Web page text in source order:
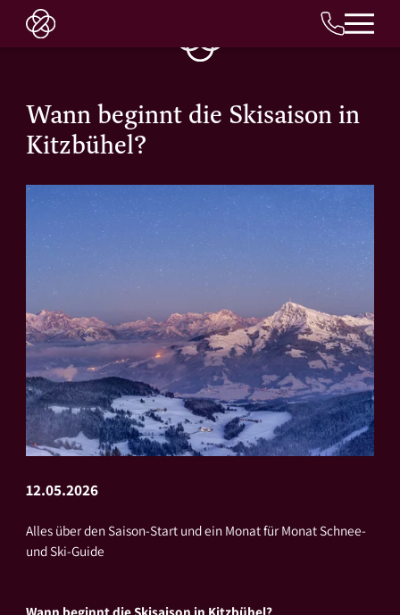
Wann beginnt die Skisaison in
Kitzbühel?
12.05.2026
Alles über den Saison-Start und ein Monat für Monat Schnee-
und Ski-Guide